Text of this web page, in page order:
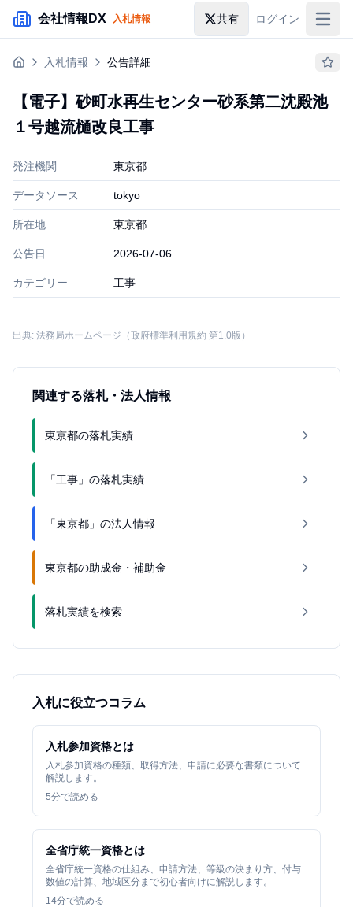
メインコンテンツにスキップ
会社情報DX 入札情報 共有 ログイン
入札情報
助成金・補助金
入札情報 公告詳細
【電子】砂町水再生センター砂系第二沈殿池
１号越流樋改良工事
発注機関 東京都
データソース tokyo
所在地 東京都
公告日 2026-07-06
カテゴリー 工事
出典: 法務局ホームページ（政府標準利用規約 第1.0版）
関連する落札・法人情報
東京都の落札実績
「工事」の落札実績
「東京都」の法人情報
東京都の助成金・補助金
落札実績を検索
入札に役立つコラム
入札参加資格とは
入札参加資格の種類、取得方法、申請に必要な書類について
解説します。
5分で読める
全省庁統一資格とは
全省庁統一資格の仕組み、申請方法、等級の決まり方、付与
数値の計算、地域区分まで初心者向けに解説します。
14分で読める